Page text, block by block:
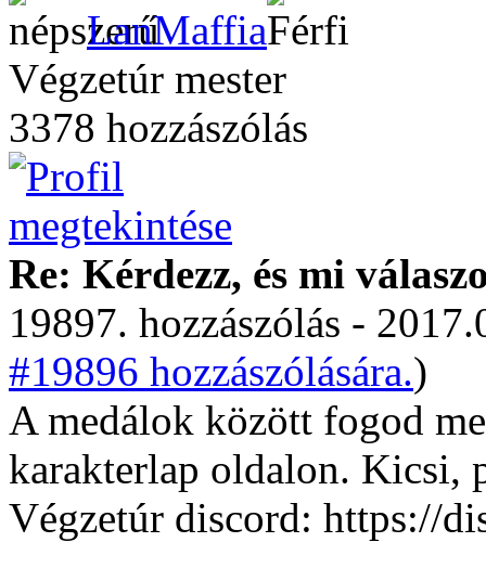
LanMaffia
Végzetúr mester
3378 hozzászólás
Re: Kérdezz, és mi
19897. hozzászólás -
#19896 hozzászólására.)
A medálok között fogod
karakterlap oldalon. Kicsi,
Végzetúr discord: https://